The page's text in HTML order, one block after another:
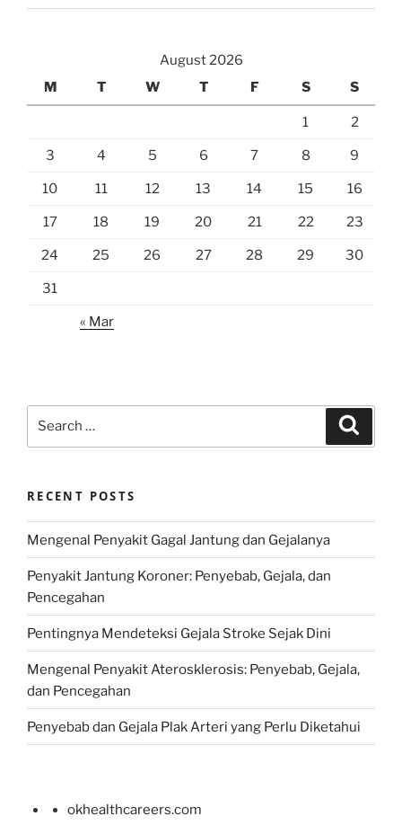
August 2026
M
T W T F S S
1 2
3 4 5 6 7 8 9
10 11 12 13 14 15 16
17 18 19 20 21 22 23
24 25 26 27 28 29 30
31
« Mar
RECENT POSTS
Mengenal Penyakit Gagal Jantung dan Gejalanya
Penyakit Jantung Koroner: Penyebab, Gejala, dan
Pencegahan
Pentingnya Mendeteksi Gejala Stroke Sejak Dini
Mengenal Penyakit Aterosklerosis: Penyebab, Gejala,
dan Pencegahan
Penyebab dan Gejala Plak Arteri yang Perlu Diketahui
okhealthcareers.com